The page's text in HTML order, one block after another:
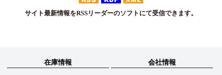
サイト最新情報をRSSリーダーのソフトにて受信できます。
在庫情報 会社情報